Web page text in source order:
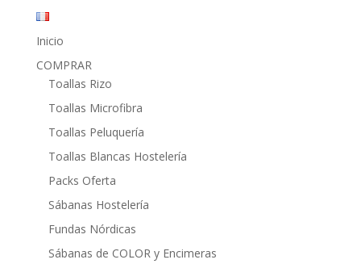
Inicio
COMPRAR
Toallas Rizo
Toallas Microfibra
Toallas Peluquería
Toallas Blancas Hostelería
Packs Oferta
Sábanas Hostelería
Fundas Nórdicas
Sábanas de COLOR y Encimeras